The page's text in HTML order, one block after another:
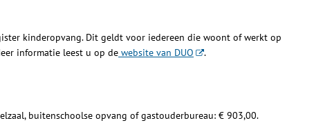
kinderopvang. Dit geldt voor iedereen die woont of werkt op
informatie leest u op de website van DUO .
buitenschoolse opvang of gastouderbureau: € 903,00.